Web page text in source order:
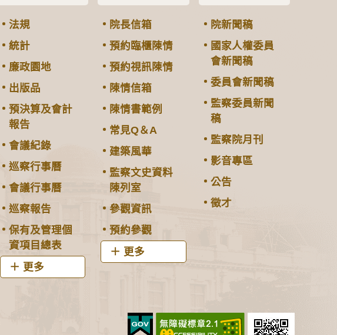
法規
統計
廉政園地
出版品
預決算及會計
報告
會議紀錄
巡察行事曆
會議行事曆
巡察報告
保有及管理個
資項目總表
更多
院長信箱
預約臨櫃陳情
預約視訊陳情
陳情信箱
陳情書範例
常見Q＆A
建築風華
監察文史資料
陳列室
參觀資訊
預約參觀
更多
院新聞稿
國家人權委員
會新聞稿
委員會新聞稿
監察委員新聞
稿
監察院月刊
影音專區
公告
徵才